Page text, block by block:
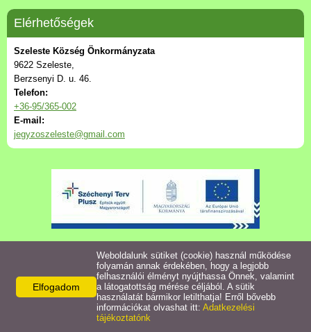
Településkép
Letöltések
Civil szervezetek
Intézmények
Turizmus
Hasznos linkek
Elérhetőségek
Szeleste Község Önkormányzata
9622 Szeleste,
Berzsenyi D. u. 46.
Telefon:
+36-95/365-002
E-mail:
jegyzoszeleste@gmail.com
Elfogadom
Weboldalunk sütiket (cookie) használ működése
folyamán annak érdekében, hogy a legjobb
felhasználói élményt nyújthassa Önnek, valamint
a látogatottság mérése céljából. A sütik
használatát bármikor letilthatja! Erről bővebb
információkat olvashat itt: Adatkezelési
tájékoztatónk